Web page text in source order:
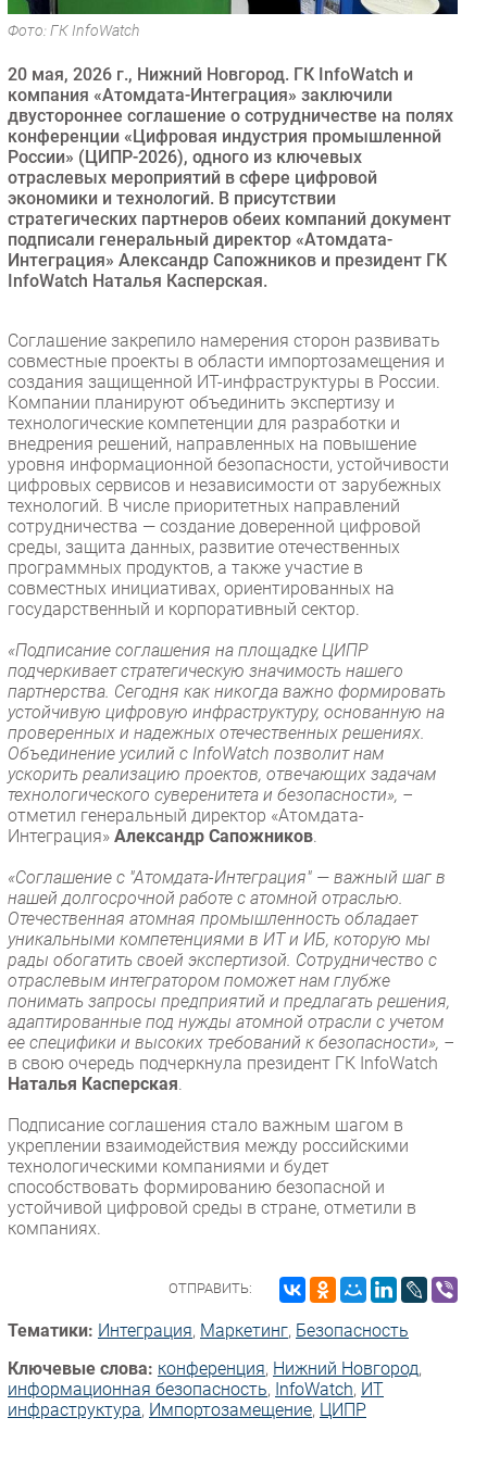
Безопасность
CIO/Управление ИТ
Гаджеты
Здоровье
РАЗДЕЛЫ
Новости
Аналитика
Мероприятия
Проекты
IT класс
Тестовый стенд
Каталог компаний
Фото: ГК InfoWatch
20 мая, 2026 г., Нижний Новгород. ГК InfoWatch и
компания «Атомдата-Интеграция» заключили
двустороннее соглашение о сотрудничестве на полях
конференции «Цифровая индустрия промышленной
России» (ЦИПР-2026), одного из ключевых
отраслевых мероприятий в сфере цифровой
экономики и технологий. В присутствии
стратегических партнеров обеих компаний документ
подписали генеральный директор «Атомдата-
Интеграция» Александр Сапожников и президент ГК
InfoWatch Наталья Касперская.
Соглашение закрепило намерения сторон развивать
совместные проекты в области импортозамещения и
создания защищенной ИТ-инфраструктуры в России.
Компании планируют объединить экспертизу и
технологические компетенции для разработки и
внедрения решений, направленных на повышение
уровня информационной безопасности, устойчивости
цифровых сервисов и независимости от зарубежных
технологий. В числе приоритетных направлений
сотрудничества — создание доверенной цифровой
среды, защита данных, развитие отечественных
программных продуктов, а также участие в
совместных инициативах, ориентированных на
государственный и корпоративный сектор.
«Подписание соглашения на площадке ЦИПР
подчеркивает стратегическую значимость нашего
партнерства. Сегодня как никогда важно формировать
устойчивую цифровую инфраструктуру, основанную на
проверенных и надежных отечественных решениях.
Объединение усилий с InfoWatch позволит нам
ускорить реализацию проектов, отвечающих задачам
технологического суверенитета и безопасности», –
отметил генеральный директор «Атомдата-
Интеграция» Александр Сапожников
«Соглашение с "Атомдата-Интеграция" — важный шаг в
нашей долгосрочной работе с атомной отраслью.
Отечественная атомная промышленность обладает
уникальными компетенциями в ИТ и ИБ, которую мы
рады обогатить своей экспертизой. Сотрудничество с
отраслевым интегратором поможет нам глубже
понимать запросы предприятий и предлагать решения,
адаптированные под нужды атомной отрасли с учетом
ее специфики и высоких требований к безопасности», –
в свою очередь подчеркнула президент ГК InfoWatch
Наталья Касперская
Подписание соглашения стало важным шагом в
укреплении взаимодействия между российскими
технологическими компаниями и будет
способствовать формированию безопасной и
устойчивой цифровой среды в стране, отметили в
компаниях.
ОТПРАВИТЬ:
Тематики: Интеграция, Маркетинг, Безопасность
Ключевые слова: конференция, Нижний Новгород,
информационная безопасность, InfoWatch, ИТ
инфраструктура, Импорто­замещение, ЦИПР